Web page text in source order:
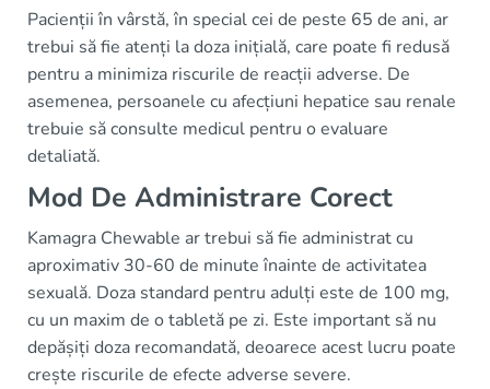
Pacienții în vârstă, în special cei de peste 65 de ani, ar
trebui să fie atenți la doza inițială, care poate fi redusă
pentru a minimiza riscurile de reacții adverse. De
asemenea, persoanele cu afecțiuni hepatice sau renale
trebuie să consulte medicul pentru o evaluare
detaliată.
Mod De Administrare Corect
Kamagra Chewable ar trebui să fie administrat cu
aproximativ 30-60 de minute înainte de activitatea
sexuală. Doza standard pentru adulți este de 100 mg,
cu un maxim de o tabletă pe zi. Este important să nu
depășiți doza recomandată, deoarece acest lucru poate
crește riscurile de efecte adverse severe.